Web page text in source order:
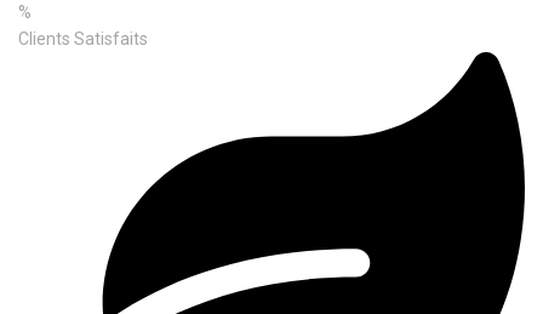
%
Clients Satisfaits